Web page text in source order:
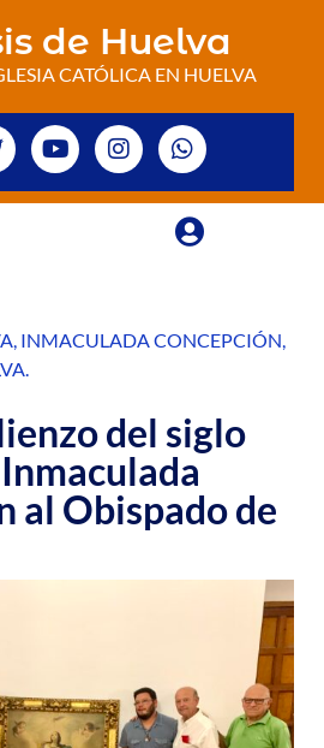
de Huelva
CATÓLICA EN HUELVA
, INMACULADA CONCEPCIÓN,
.
del siglo
al Obispado de